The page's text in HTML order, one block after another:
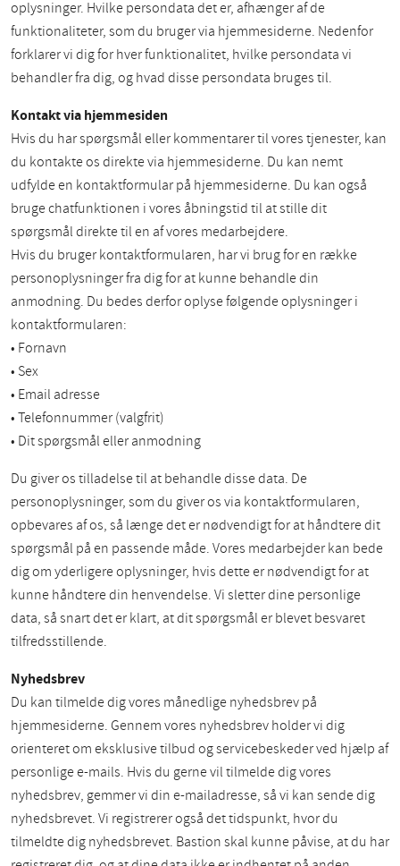
oplysninger. Hvilke persondata det er, afhænger af de
funktionaliteter, som du bruger via hjemmesiderne. Nedenfor
forklarer vi dig for hver funktionalitet, hvilke persondata vi
behandler fra dig, og hvad disse persondata bruges til.
Kontakt via hjemmesiden
Hvis du har spørgsmål eller kommentarer til vores tjenester, kan
du kontakte os direkte via hjemmesiderne. Du kan nemt
udfylde en kontaktformular på hjemmesiderne. Du kan også
bruge chatfunktionen i vores åbningstid til at stille dit
spørgsmål direkte til en af vores medarbejdere.
Hvis du bruger kontaktformularen, har vi brug for en række
personoplysninger fra dig for at kunne behandle din
anmodning. Du bedes derfor oplyse følgende oplysninger i
kontaktformularen:
• Fornavn
• Sex
• Email adresse
• Telefonnummer (valgfrit)
• Dit spørgsmål eller anmodning
Du giver os tilladelse til at behandle disse data. De
personoplysninger, som du giver os via kontaktformularen,
opbevares af os, så længe det er nødvendigt for at håndtere dit
spørgsmål på en passende måde. Vores medarbejder kan bede
dig om yderligere oplysninger, hvis dette er nødvendigt for at
kunne håndtere din henvendelse. Vi sletter dine personlige
data, så snart det er klart, at dit spørgsmål er blevet besvaret
tilfredsstillende.
Nyhedsbrev
Du kan tilmelde dig vores månedlige nyhedsbrev på
hjemmesiderne. Gennem vores nyhedsbrev holder vi dig
orienteret om eksklusive tilbud og servicebeskeder ved hjælp af
personlige e-mails. Hvis du gerne vil tilmelde dig vores
nyhedsbrev, gemmer vi din e-mailadresse, så vi kan sende dig
nyhedsbrevet. Vi registrerer også det tidspunkt, hvor du
tilmeldte dig nyhedsbrevet. Bastion skal kunne påvise, at du har